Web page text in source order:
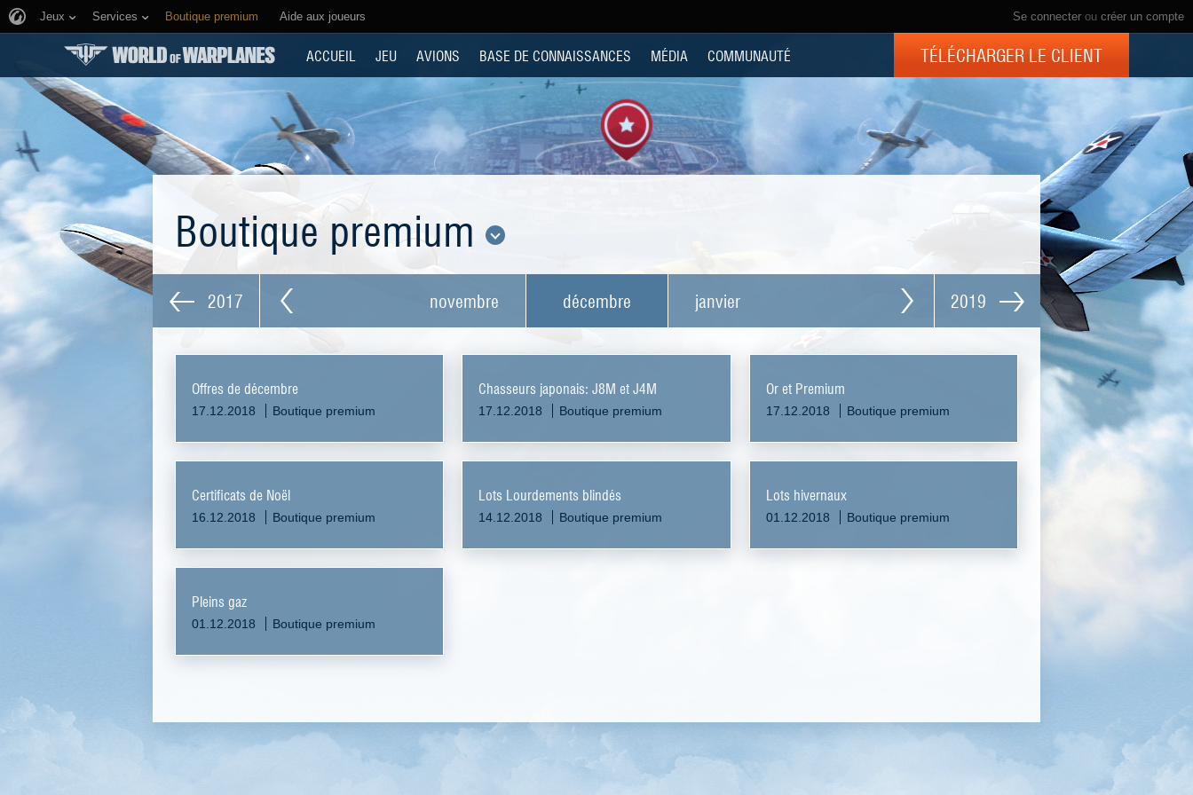
Se connecter ou créer un compte
Jeux Services Boutique premium Aide aux joueurs
ACCUEIL JEU AVIONS BASE DE CONNAISSANCES MÉDIA COMMUNAUTÉ TÉLÉCHARGER LE CLIENT
Boutique premium
2017 novembre décembre janvier 2019
Offres de décembre
17.12.2018 Boutique premium
Chasseurs japonais: J8M et J4M
17.12.2018 Boutique premium
Or et Premium
17.12.2018 Boutique premium
Certificats de Noël
16.12.2018 Boutique premium
Lots Lourdements blindés
14.12.2018 Boutique premium
Lots hivernaux
01.12.2018 Boutique premium
Pleins gaz
01.12.2018 Boutique premium